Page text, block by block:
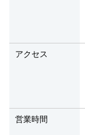
アクセス
営業時間